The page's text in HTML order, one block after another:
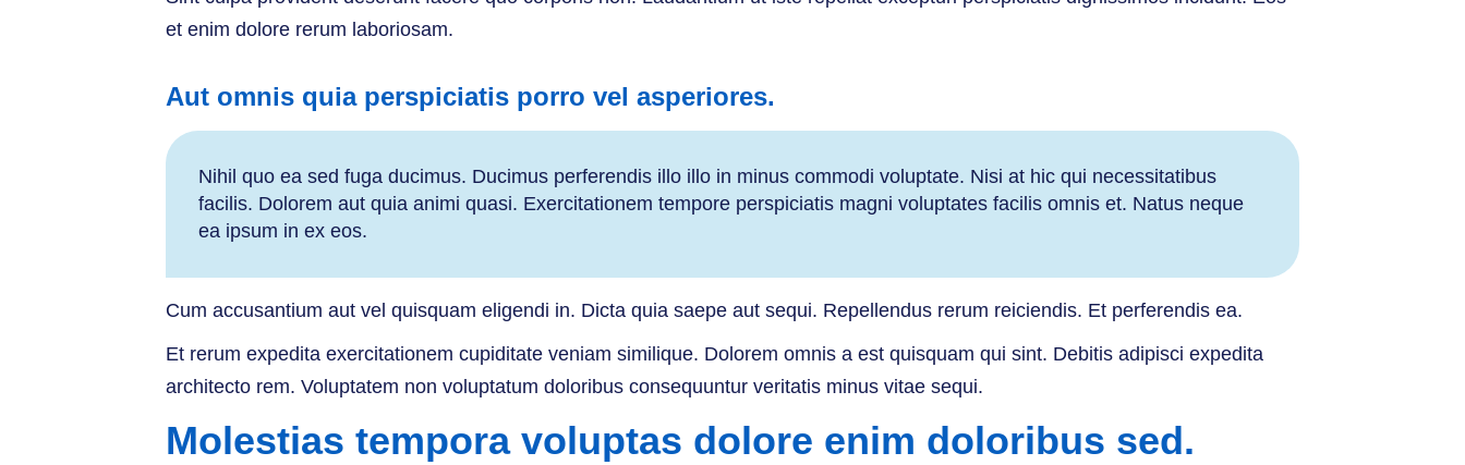
et enim dolore rerum laboriosam.
Aut omnis quia perspiciatis porro vel asperiores.
Nihil quo ea sed fuga ducimus. Ducimus perferendis illo illo in minus commodi voluptate. Nisi at hic qui necessitatibus
facilis. Dolorem aut quia animi quasi. Exercitationem tempore perspiciatis magni voluptates facilis omnis et. Natus neque
ea ipsum in ex eos.
Cum accusantium aut vel quisquam eligendi in. Dicta quia saepe aut sequi. Repellendus rerum reiciendis. Et perferendis ea.
Et rerum expedita exercitationem cupiditate veniam similique. Dolorem omnis a est quisquam qui sint. Debitis adipisci expedita
architecto rem. Voluptatem non voluptatum doloribus consequuntur veritatis minus vitae sequi.
Molestias tempora voluptas dolore enim doloribus sed.